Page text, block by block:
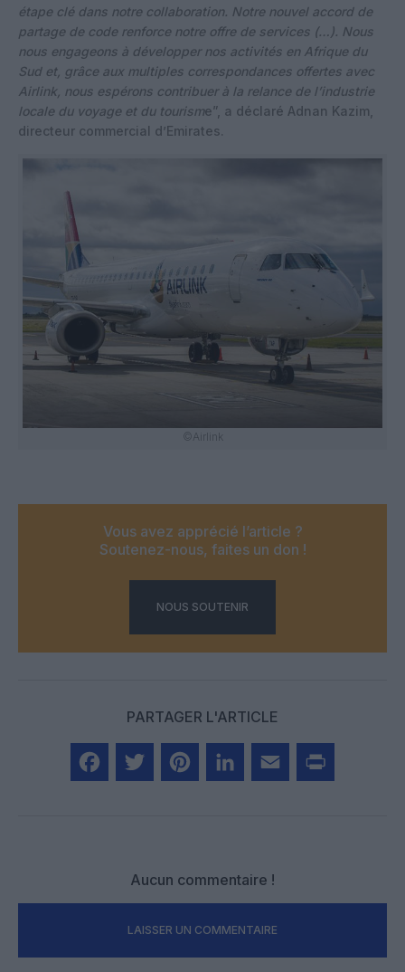
étape clé dans notre collaboration. Notre nouvel accord de
partage de code renforce notre offre de services (…). Nous
nous engageons à développer nos activités en Afrique du
Sud et, grâce aux multiples correspondances offertes avec
Airlink, nous espérons contribuer à la relance de l’industrie
locale du voyage et du tourisme”, a déclaré Adnan Kazim,
directeur commercial d’Emirates.
©Airlink
Vous avez apprécié l’article ?
Soutenez-nous, faites un don !
NOUS SOUTENIR
PARTAGER L'ARTICLE
Aucun commentaire !
LAISSER UN COMMENTAIRE